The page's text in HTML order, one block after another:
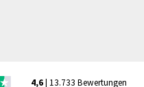
4,6| 13.733 Bewertungen